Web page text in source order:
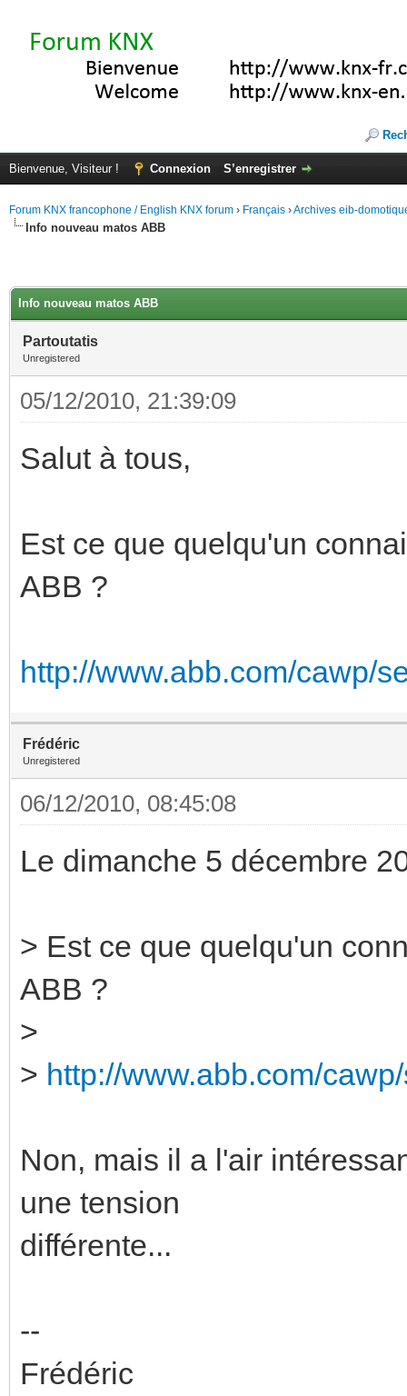
Bienvenue, Visiteur ! Connexion S’enregistrer
Forum KNX francophone / English KNX forum › Français ›Archives eib-
Info nouveau matos ABB
Info nouveau matos ABB
Partoutatis
Unregistered
05/12/2010, 21:39:09
Salut à tous,
Est ce que quelqu'un
ABB ?
http://www.abb.com/cawp/
Frédéric
Unregistered
06/12/2010, 08:45:08
Le dimanche 5 décembre
> Est ce que quelqu'un
ABB ?
>
> http://www.abb.com/
Non, mais il a l'air
une tension
différente...
--
Frédéric